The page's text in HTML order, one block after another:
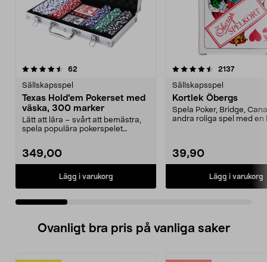
62
Sällskapsspel
Texas Hold’em Pokerset med
väska, 300 marker
Lätt att lära – svårt att bemästra,
spela populära pokerspelet
349,00
Lägg i varukorg
4.5 av 5 stjärnor 2137
Sällskapsspel
Kortlek Öbergs
Spela Poker, Bridge,
andra roliga spel med en
39,90
Lägg i varukorg
5.0 av 5 stjärnor
Ovanligt bra pris på vanliga saker